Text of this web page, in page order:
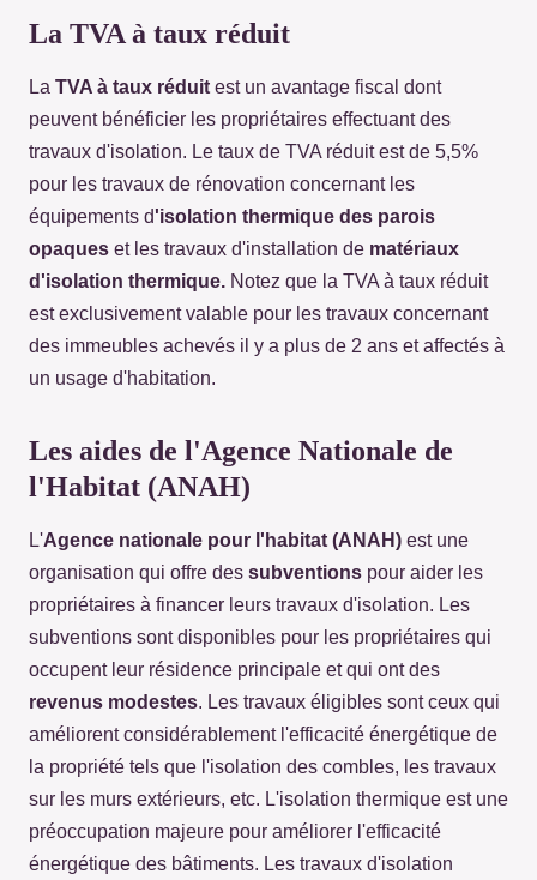
La TVA à taux réduit
La TVA à taux réduit est un avantage fiscal dont
peuvent bénéficier les propriétaires effectuant des
travaux d'isolation. Le taux de TVA réduit est de 5,5%
pour les travaux de rénovation concernant les
équipements d'isolation thermique des parois
opaques et les travaux d'installation de matériaux
d'isolation thermique. Notez que la TVA à taux réduit
est exclusivement valable pour les travaux concernant
des immeubles achevés il y a plus de 2 ans et affectés à
un usage d'habitation.
Les aides de l'Agence Nationale de
l'Habitat (ANAH)
L'Agence nationale pour l'habitat (ANAH) est une
organisation qui offre des subventions pour aider les
propriétaires à financer leurs travaux d'isolation. Les
subventions sont disponibles pour les propriétaires qui
occupent leur résidence principale et qui ont des
revenus modestes. Les travaux éligibles sont ceux qui
améliorent considérablement l'efficacité énergétique de
la propriété tels que l'isolation des combles, les travaux
sur les murs extérieurs, etc. L'isolation thermique est une
préoccupation majeure pour améliorer l'efficacité
énergétique des bâtiments. Les travaux d'isolation